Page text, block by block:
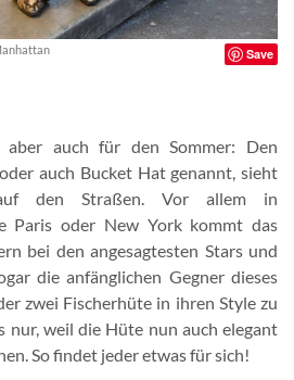
Save
aber auch für den Sommer: Den
auch Bucket Hat genannt, sieht
den Straßen. Vor allem in
Paris oder New York kommt das
bei den angesagtesten Stars und
die anfänglichen Gegner dieses
zwei Fischerhüte in ihren Style zu
nur, weil die Hüte nun auch elegant
So findet jeder etwas für sich!